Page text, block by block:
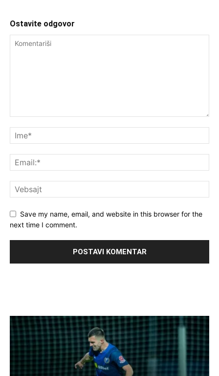
Ostavite odgovor
Save my name, email, and website in this browser for the
next time I comment.